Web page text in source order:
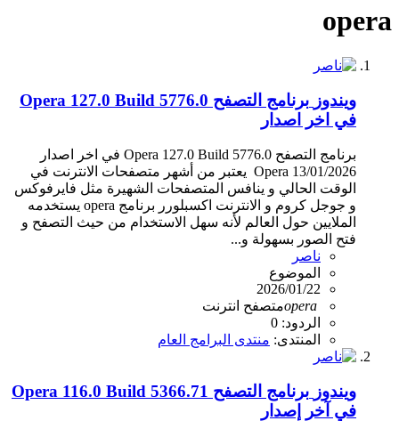
opera
ويندوز
برنامج التصفح Opera 127.0 Build 5776.0
في اخر اصدار
برنامج التصفح Opera 127.0 Build 5776.0 في اخر اصدار
13/01/2026 Opera ‫ يعتبر من أشهر متصفحات الانترنت في
الوقت الحالي و ينافس المتصفحات الشهيرة مثل فايرفوكس
و جوجل كروم و الانترنت اكسبلورر برنامج opera يستخدمه
الملايين حول العالم لأنه سهل الاستخدام من حيث التصفح و
فتح الصور بسهولة و...
ناصر
الموضوع
2026/01/22
operaمتصفح انترنت
الردود: 0
المنتدى: منتدى البرامج العام
ويندوز
برنامج التصفح Opera 116.0 Build 5366.71
في آخر إصدار